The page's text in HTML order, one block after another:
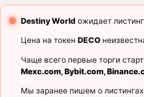
Destiny World ожидает
Цена на токен DECO
Чаще всего первые торги
Mexc.com,Bybit.com,
Мы заранее пишем о листингах